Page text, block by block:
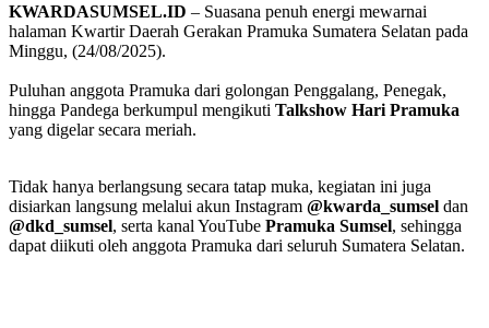
KWARDASUMSEL.ID – Suasana penuh energi mewarnai
halaman Kwartir Daerah Gerakan Pramuka Sumatera Selatan pada
Minggu, (24/08/2025).
Puluhan anggota Pramuka dari golongan Penggalang, Penegak,
hingga Pandega berkumpul mengikuti Talkshow Hari Pramuka
yang digelar secara meriah.
Tidak hanya berlangsung secara tatap muka, kegiatan ini juga
disiarkan langsung melalui akun Instagram @kwarda_sumsel dan
@dkd_sumsel, serta kanal YouTube Pramuka Sumsel, sehingga
dapat diikuti oleh anggota Pramuka dari seluruh Sumatera Selatan.